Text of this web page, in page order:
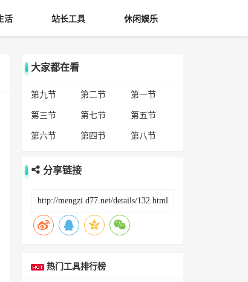
活 站长工具 休闲娱乐
大家都在看
第九节 第二节
第一节
第三节
第七节
第五节
第六节
第四节 第八节
分享链接
热门工具排行榜